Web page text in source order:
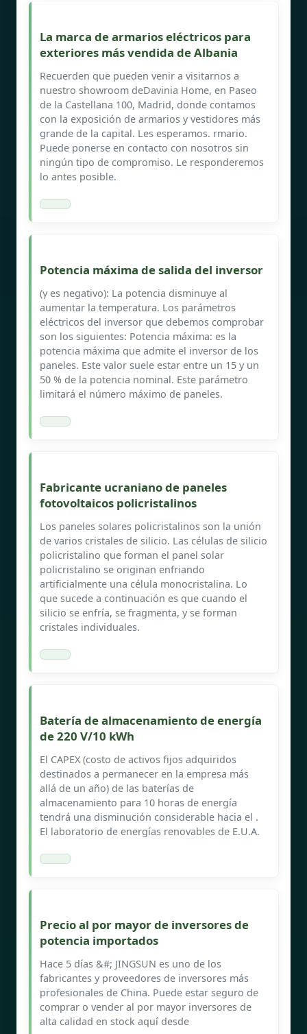
La marca de armarios eléctricos para
exteriores más vendida de Albania
Recuerden que pueden venir a visitarnos a
nuestro showroom deDavinia Home, en Paseo
de la Castellana 100, Madrid, donde contamos
con la exposición de armarios y vestidores más
grande de la capital. Les esperamos. rmario.
Puede ponerse en contacto con nosotros sin
ningún tipo de compromiso. Le responderemos
lo antes posible.
Potencia máxima de salida del inversor
(γ es negativo): La potencia disminuye al
aumentar la temperatura. Los parámetros
eléctricos del inversor que debemos comprobar
son los siguientes: Potencia máxima: es la
potencia máxima que admite el inversor de los
paneles. Este valor suele estar entre un 15 y un
50 % de la potencia nominal. Este parámetro
limitará el número máximo de paneles.
Fabricante ucraniano de paneles
fotovoltaicos policristalinos
Los paneles solares policristalinos son la unión
de varios cristales de silicio. Las células de silicio
policristalino que forman el panel solar
policristalino se originan enfriando
artificialmente una célula monocristalina. Lo
que sucede a continuación es que cuando el
silicio se enfría, se fragmenta, y se forman
cristales individuales.
Batería de almacenamiento de energía
de 220 V/10 kWh
El CAPEX (costo de activos fijos adquiridos
destinados a permanecer en la empresa más
allá de un año) de las baterías de
almacenamiento para 10 horas de energía
tendrá una disminución considerable hacia el .
El laboratorio de energías renovables de E.U.A.
Precio al por mayor de inversores de
potencia importados
Hace 5 días &#; JINGSUN es uno de los
fabricantes y proveedores de inversores más
profesionales de China. Puede estar seguro de
comprar o vender al por mayor inversores de
alta calidad en stock aquí desde